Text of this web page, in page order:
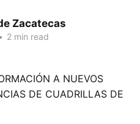
Zacatecas
• 2 min read